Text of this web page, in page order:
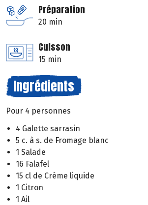
Préparation
20 min
Cuisson
15 min
Ingrédients
Pour 4 personnes
4 Galette sarrasin
5 c. à s. de Fromage blanc
1 Salade
16 Falafel
15 cl de Crème liquide
1 Citron
1 Ail